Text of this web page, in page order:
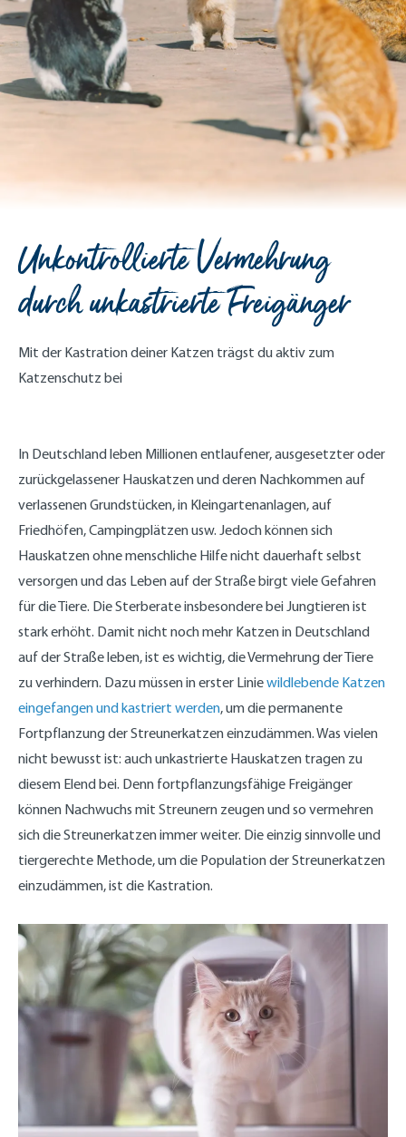
Unkontrollierte Vermehrung
durch unkastrierte Freigänger
Mit der Kastration deiner Katzen trägst du aktiv zum
Katzenschutz bei
In Deutschland leben Millionen entlaufener, ausgesetzter oder
zurückgelassener Hauskatzen und deren Nachkommen auf
verlassenen Grundstücken, in Kleingartenanlagen, auf
Friedhöfen, Campingplätzen usw. Jedoch können sich
Hauskatzen ohne menschliche Hilfe nicht dauerhaft selbst
versorgen und das Leben auf der Straße birgt viele Gefahren
für die Tiere. Die Sterberate insbesondere bei Jungtieren ist
stark erhöht. Damit nicht noch mehr Katzen in Deutschland
auf der Straße leben, ist es wichtig, die Vermehrung der Tiere
zu verhindern. Dazu müssen in erster Liniewildlebende Katzen
eingefangen und kastriert werden, um die permanente
Fortpflanzung der Streunerkatzen einzudämmen. Was vielen
nicht bewusst ist: auch unkastrierte Hauskatzen tragen zu
diesem Elend bei. Denn fortpflanzungsfähige Freigänger
können Nachwuchs mit Streunern zeugen und so vermehren
sich die Streunerkatzen immer weiter. Die einzig sinnvolle und
tiergerechte Methode, um die Population der Streunerkatzen
einzudämmen, ist die Kastration.